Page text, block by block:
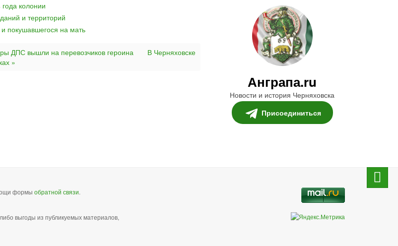
колонии
и территорий
покушавшегося на мать
ДПС вышли на перевозчиков героина
В Черняховске
»
Анграпа.ru
Новости и история Черняховска
Присоединиться
формы обратной связи.
выгоды из публикуемых материалов,